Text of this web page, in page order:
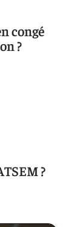
congé
?
?